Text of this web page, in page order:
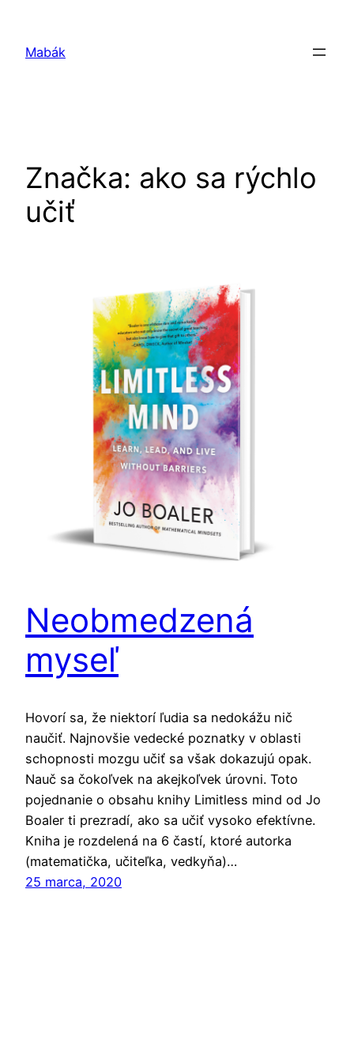
obsah
Mabák
Značka: ako sa rýchlo
učiť
Neobmedzená
myseľ
Hovorí sa, že niektorí ľudia sa nedokážu nič
naučiť. Najnovšie vedecké poznatky v oblasti
schopnosti mozgu učiť sa však dokazujú opak.
Nauč sa čokoľvek na akejkoľvek úrovni. Toto
pojednanie o obsahu knihy Limitless mind od Jo
Boaler ti prezradí, ako sa učiť vysoko efektívne.
Kniha je rozdelená na 6 častí, ktoré autorka
(matematička, učiteľka, vedkyňa)…
25 marca, 2020